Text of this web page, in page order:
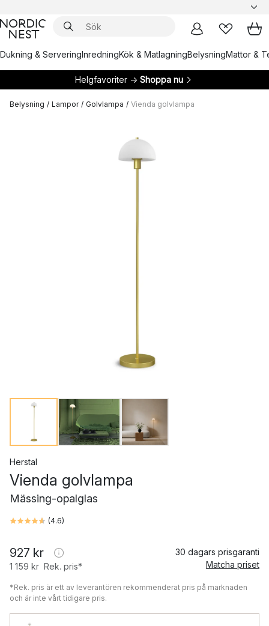
Dukning & ServeringInredningKök & MatlagningBelysningMattor &
Helgfavoriter → Shoppa nu
Belysning / Lampor / Golvlampa / Vienda golvlampa
Herstal
Vienda golvlampa
Mässing-opalglas
(4.6)
927 kr
1 159 kr Rek. pris*
30 dagars prisgaranti
Matcha priset
*Rek. pris är ett av leverantören rekommenderat pris på marknaden
och är inte vårt tidigare pris.